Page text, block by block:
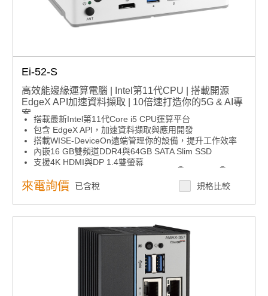
Ei-52-S
高效能邊緣運算電腦 | Intel第11代CPU | 搭載開源
EdgeX API加速資料擷取 | 10倍速打造你的5G & AI專
案
搭載最新Intel第11代Core i5 CPU運算平台
包含 EdgeX API，加速資料擷取與應用開發
搭載WISE-DeviceOn遠端管理你的設備，提升工作效率
內嵌16 GB雙頻道DDR4與64GB SATA Slim SSD
支援4K HDMI與DP 1.4雙螢幕
®
®
VPU)
支援Intel VNNI以開發AI與深度運算
可選搭AIW-355 5G無線模組，提升網路效能、低延遲
來電詢價 已含稅 規格比較